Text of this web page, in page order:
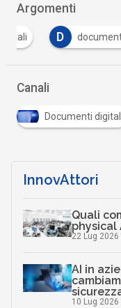
Argomenti
D
Canali
Documenti
InnovAttori
Quali
physical
22 Lug 2026
AI in
10 Lug 2026